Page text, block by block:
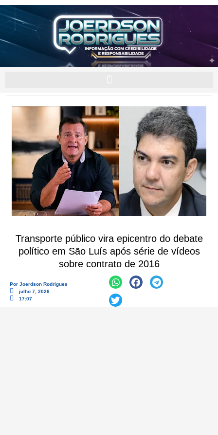
Transporte público vira epicentro do debate
político em São Luís após série de vídeos
sobre contrato de 2016
Por Joerdson Rodrigues
julho 7, 2026
17:07